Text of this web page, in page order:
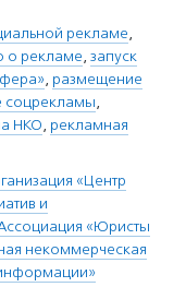
рекламе,
о рекламе, запуск
, размещение
соцрекламы,
НКО, рекламная
«Центр
и
«Юристы
некоммерческая